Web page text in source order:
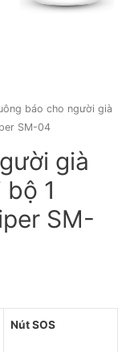
báo cho người già
SM-04
già
1
SM-
Nút SOS